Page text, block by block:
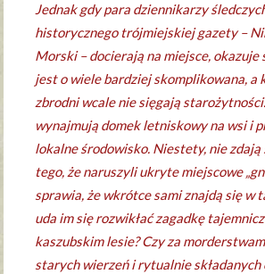
Jednak gdy para dziennikarzy
historycznego trójmiejskiej gazety –
Morski – docierają na miejsce, okazuje
jest o wiele bardziej skomplikowana, a
zbrodni wcale nie sięgają
wynajmują domek letniskowy na wsi i
lokalne środowisko. Niestety, nie zdają
tego, że naruszyli ukryte miejscowe
sprawia, że wkrótce sami znajdą się w
uda im się rozwikłać zagadkę
kaszubskim lesie? Czy za
starych wierzeń i rytualnie składanych